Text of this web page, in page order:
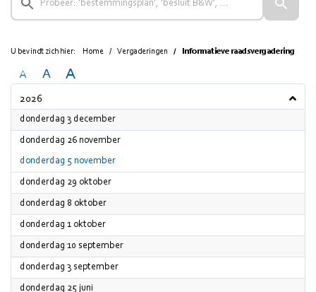
U bevindt zich hier: Home Vergaderingen Informatieve raadsvergadering
A A A
2026
donderdag 3 december2026
donderdag 26 november2026
donderdag 5 november2026
donderdag 29 oktober2026
donderdag 8 oktober2026
donderdag 1 oktober2026
donderdag 10 september2026
donderdag 3 september2026
donderdag 25 juni